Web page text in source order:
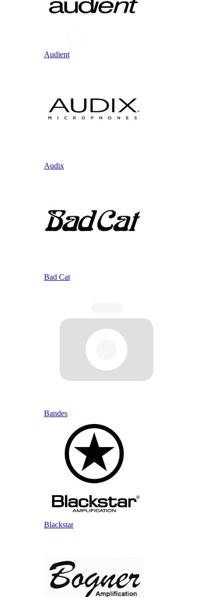
Audient
Audix
Bad Cat
Bandes
Blackstar